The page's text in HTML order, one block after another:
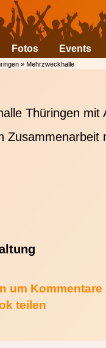
Fotos Events
» Mehrzweckhalle
Thüringen mit
Zusammenarbeit
um
teilen